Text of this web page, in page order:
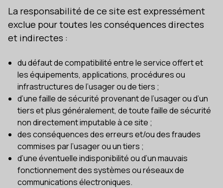
La responsabilité de ce site est expressément
exclue pour toutes les conséquences directes
et indirectes :
du défaut de compatibilité entre le service offert et
les équipements, applications, procédures ou
infrastructures de l’usager ou de tiers ;
d’une faille de sécurité provenant de l’usager ou d’un
tiers et plus généralement, de toute faille de sécurité
non directement imputable à ce site ;
des conséquences des erreurs et/ou des fraudes
commises par l’usager ou un tiers ;
d’une éventuelle indisponibilité ou d’un mauvais
fonctionnement des systèmes ou réseaux de
communications électroniques.